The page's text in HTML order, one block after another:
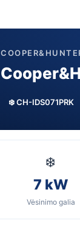
❄️ CH-IDS071PRK
❄️
7 kW
Vėsinimo galia